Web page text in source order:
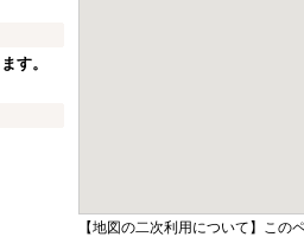
す。
【地図の二次利用について】こ